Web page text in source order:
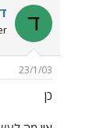
ד
23/1/03
כן